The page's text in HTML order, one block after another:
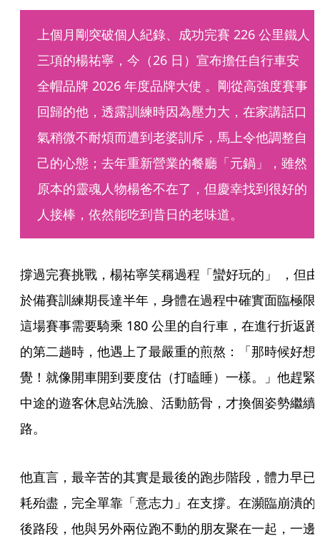
上個月剛突破個人紀錄、成功完賽 226 公里鐵人
三項的楊祐寧，今（26 日）宣布擔任自行車安
全帽品牌 2026 年度品牌大使 。剛從高強度賽事
回歸的他，透露訓練時因為壓力大，在家講話口
氣稍微不耐煩而遭到老婆訓斥，馬上令他調整自
己的心態；去年重新營業的餐廳「元鍋」，雖然
原本的靈魂人物楊爸不在了，但慶幸找到很好的
人接棒，依然能吃到昔日的老味道。
撐過完賽挑戰，楊祐寧笑稱過程「蠻好玩的」 ，但由
於備賽訓練期長達半年，身體在過程中確實面臨極限
這場賽事需要騎乘 180 公里的自行車，在進行折返跑
的第二趟時，他遇上了最嚴重的煎熬：「那時候好想
覺！就像開車開到要度估（打瞌睡）一樣。」他趕緊
中途的遊客休息站洗臉、活動筋骨，才換個姿勢繼續
路。
他直言，最辛苦的其實是最後的跑步階段，體力早已
耗殆盡，完全單靠「意志力」在支撐。在瀕臨崩潰的
後路段，他與另外兩位跑不動的朋友聚在一起，一邊